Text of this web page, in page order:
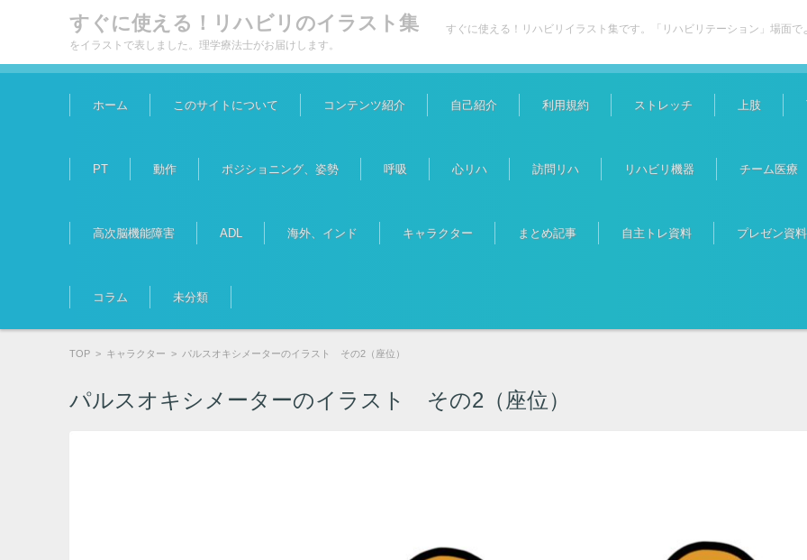
すぐに使える！リハビリのイラスト集
すぐに使える！リハビリイラスト集です。「リハビリテーション」場面
をイラストで表しました。理学療法士がお届けします。
コンテンツに移動
ホーム このサイトについて コンテンツ紹介 自己紹介 利用規約 ストレッチ 上肢
PT 動作 ポジショニング、姿勢 呼吸 心リハ 訪問リハ リハビリ機器 チーム医療
高次脳機能障害 ADL 海外、インド キャラクター まとめ記事 自主トレ資料 プレゼン資料
コラム 未分類
TOP > キャラクター > パルスオキシメーターのイラスト その2（座位）
パルスオキシメーターのイラスト その2（座位）